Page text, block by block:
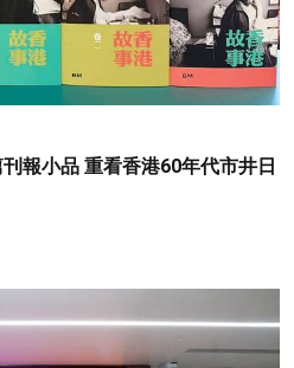
報小品 重看香港60年代市井日